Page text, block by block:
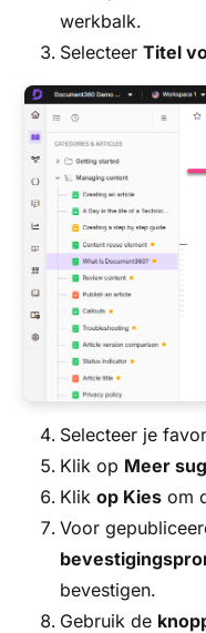
werkbalk.
Selecteer Titel
Selecteer je
Klik op Meer
Klik op Kies om
Voor
bevestigen.
Gebruik de